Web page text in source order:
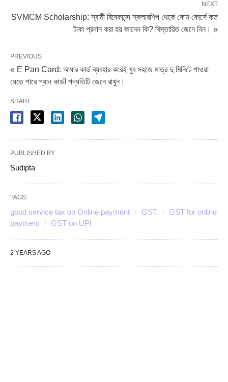
NEXT
SVMCM Scholarship: স্বামী বিবেকানন্দ স্কলারশিপ থেকে কোন কোর্সে কত
টাকা প্রদান করা হয় জানেন কি? বিস্তারিত জেনে নিন। »
PREVIOUS
« E Pan Card: আধার কার্ড ব্যবহার করেই খুব সহজে মাত্র দু মিনিটে পাওয়া
যেতে পারে প্যান কার্ড! পদ্ধতিটি জেনে রাখুন।
SHARE
PUBLISHED BY
Sudipta
TAGS:
good service tax on Online payment GST
GST for online
payment
GST on UPI
2 YEARS AGO